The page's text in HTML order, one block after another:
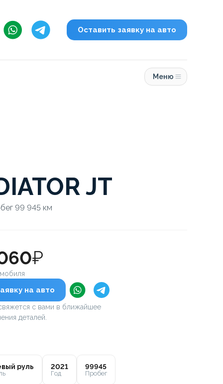
Оставить заявку на авто
Меню
JT
99 945 км
₽
на авто
с вами в ближайшее
деталей.
руль 2021
Год
99945
Пробег